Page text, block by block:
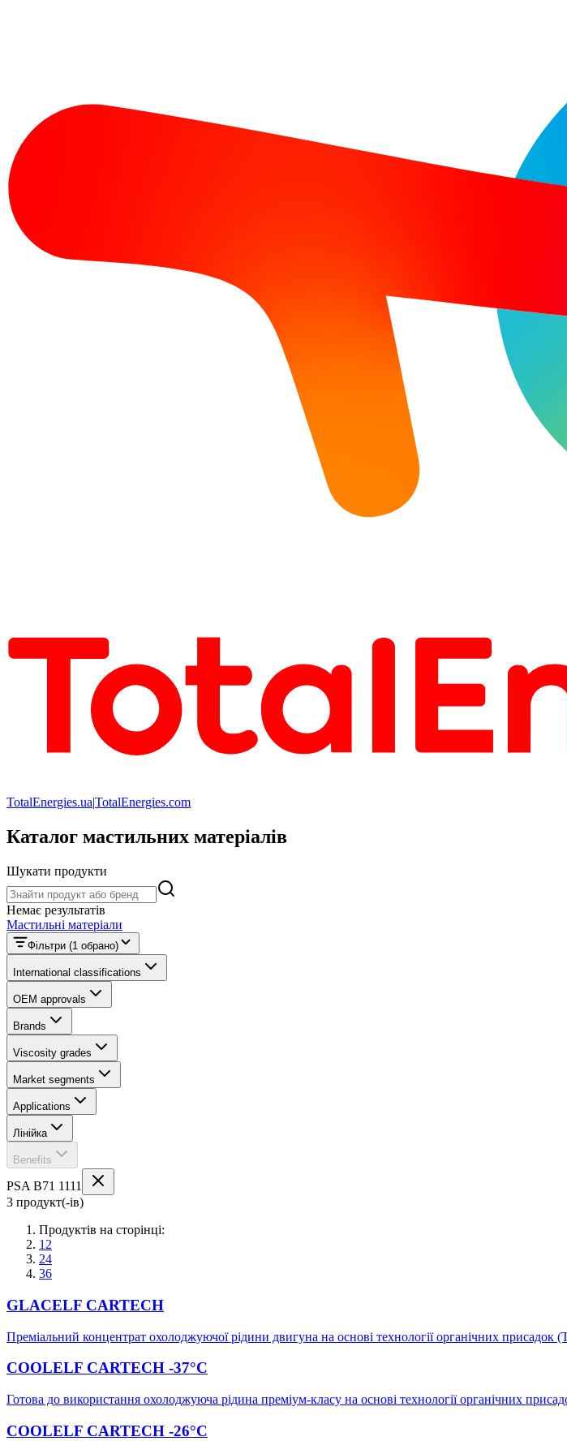
TotalEnergies.ua|TotalEnergies.com
Каталог мастильних матеріалів
Шукати продукти
Шукати продукти
Немає результатів
Мастильні матеріали
Фільтри (1 обрано)
International classifications
OEM approvals
Brands
Viscosity grades
Market segments
Applications
Лінійка
Benefits
PSA B71 1111
3 продукт(-ів)
Продуктів на сторінці:
12
24
36
GLACELF CARTECH
Преміальний концентрат охолоджуючої рідини двигуна на основі технології органічних присадок
COOLELF CARTECH -37°C
Готова до використання охолоджуюча рідина преміум-класу на основі технології органічних
COOLELF CARTECH -26°C